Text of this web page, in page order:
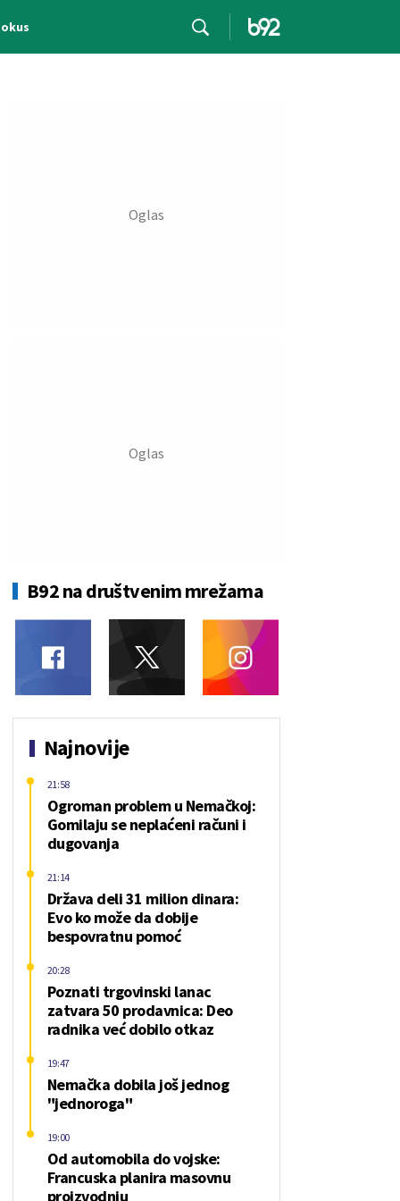
B92 na društvenim mrežama
Najnovije
Ogroman problem u Nemačkoj:
Gomilaju se neplaćeni računi i
dugovanja
21:58
Država deli 31 milion dinara:
Evo ko može da dobije
bespovratnu pomoć
21:14
Poznati trgovinski lanac
zatvara 50 prodavnica: Deo
radnika već dobilo otkaz
20:28
Nemačka dobila još jednog
"jednoroga"
19:47
Od automobila do vojske:
Francuska planira masovnu
proizvodnju
19:00